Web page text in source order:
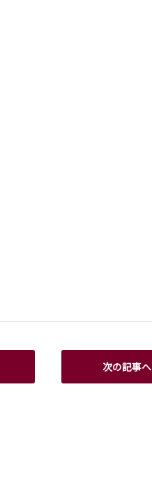
次の記事へ